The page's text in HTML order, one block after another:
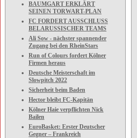
BAUMGART ERKLÄRT
SEINEN TORWART-PLAN
FC FORDERT AUSSCHLUSS
BELARUSSISCHER TEAMS
Ali Sow - nächster spannender
Zugang bei den RheinStars
Run of Colours fordert Kölner
Firmen heraus
Deutsche Meisterschaft im
Slowpitch 2022
Sicherheit beim Baden
Hector bleibt FC-Kapitän
Kölner Haie verpflichten Nick
Bailen
EuroBasket: Erster Deutscher
Gegner – Frankreich